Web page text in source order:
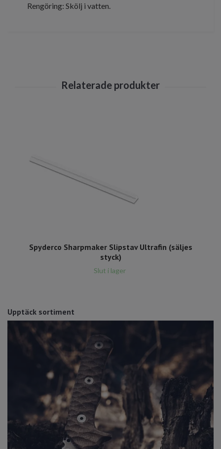
Upptäck sortiment
Rengöring: Skölj i vatten.
Spyderco Sharpmaker Slipstav Ultrafin (säljes
styck)
Slut i lager